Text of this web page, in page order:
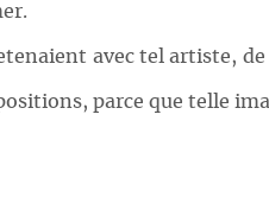
avec tel artiste, de
parce que telle